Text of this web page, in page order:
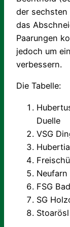
der sechsten
das
Paarungen
jedoch um
verbessern.
Die Tabelle:
Duelle
VSG
FSG
SG